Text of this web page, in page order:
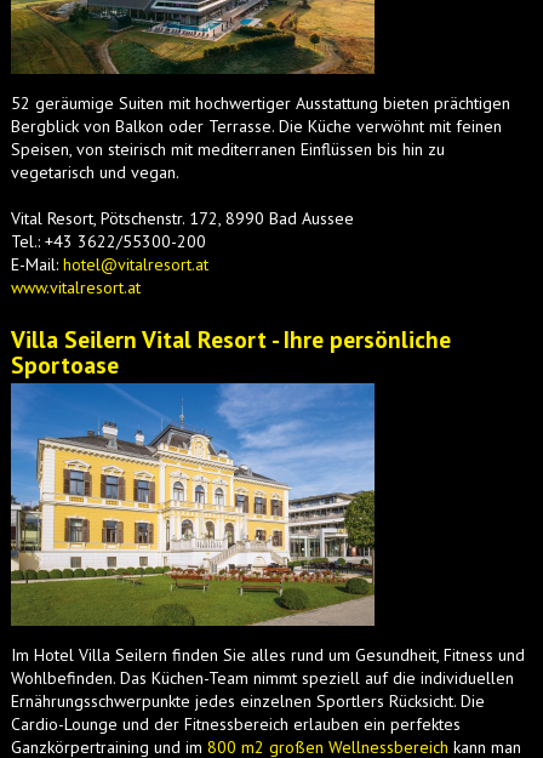
52 geräumige Suiten mit hochwertiger Ausstattung bieten prächtigen
Bergblick von Balkon oder Terrasse. Die Küche verwöhnt mit feinen
Speisen, von steirisch mit mediterranen Einflüssen bis hin zu
vegetarisch und vegan.
Vital Resort, Pötschenstr. 172, 8990 Bad Aussee
Tel.: +43 3622/55300-200
E-Mail: hotel@vitalresort.at
www.vitalresort.at
Villa Seilern Vital Resort - Ihre persönliche
Sportoase
Im Hotel Villa Seilern finden Sie alles rund um Gesundheit, Fitness und
Wohlbefinden. Das Küchen-Team nimmt speziell auf die individuellen
Ernährungsschwerpunkte jedes einzelnen Sportlers Rücksicht. Die
Cardio-Lounge und der Fitnessbereich erlauben ein perfektes
Ganzkörpertraining und im 800 m2 großen Wellnessbereich kann man